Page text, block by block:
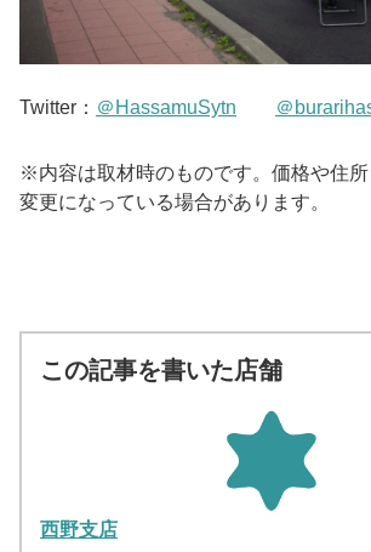
Twitter： ＠HassamuSytn ＠
※内容は取材時のものです。価格や住
変更になっている場合があります。
この記事を書いた店舗
西野支店